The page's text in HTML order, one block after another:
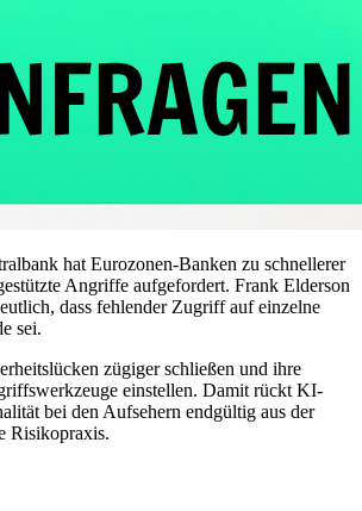
hat Eurozonen-Banken zu schnellerer
Angriffe aufgefordert. Frank Elderson
dass fehlender Zugriff auf einzelne
sei.
zügiger schließen und ihre
einstellen. Damit rückt KI-
bei den Aufsehern endgültig aus der
Risikopraxis.